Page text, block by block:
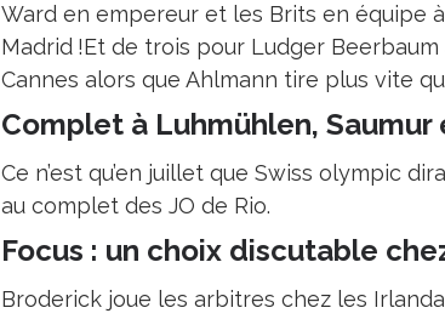
Ward en empereur et les Brits en équipe
Madrid !Et de trois pour Ludger
Cannes alors que Ahlmann tire plus vite
Complet à Luhmühlen,
Ce n’est qu’en juillet que Swiss olympic
au complet des JO de Rio.
Focus : un choix discutable
Broderick joue les arbitres chez les